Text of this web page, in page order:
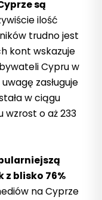
są
ilość
trudno jest
kont wskazuje
Cypru w
zasługuje
w ciągu
o aż 233
blisko 76%
na Cyprze